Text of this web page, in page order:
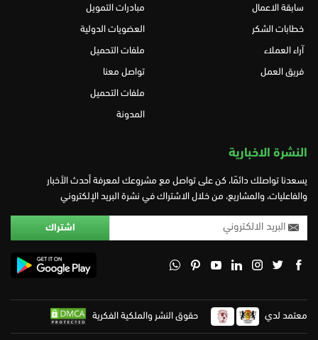
سابقة الاعمال
خطابات الشكر
آراء العملاء
فريق العمل
مبادرات التمويل
العضويات الدولية
ملفات التحميل
تواصل معنا
ملفات التحميل
المدونة
النشرة الاخبارية
يسعدنا تواصلك دائمًا، كن على تواصل مع مشروعك لمعرفة أحدث الأخبار
والفاعليات، والمشاريع، من خلال الاشتراك في نشرة البريد الإلكتروني
معتمد لدي حقوق النشر والملكية الفكرية